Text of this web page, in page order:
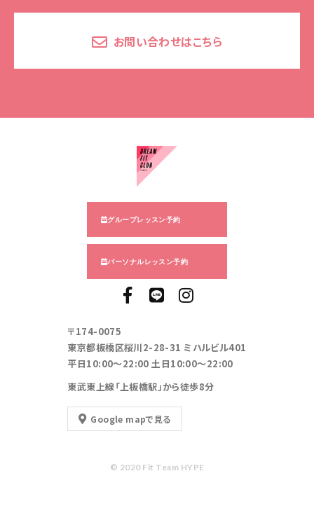
お問い合わせはこちら
〒174-0075
東京都板橋区桜川2-28-31 ミハルビル401
平日10:00～22:00 土日10:00～22:00
東武東上線「上板橋駅」から徒歩8分
Google mapで見る
グループレッスン予約
パーソナルレッスン予約
© 2020 Fit Team HYPE